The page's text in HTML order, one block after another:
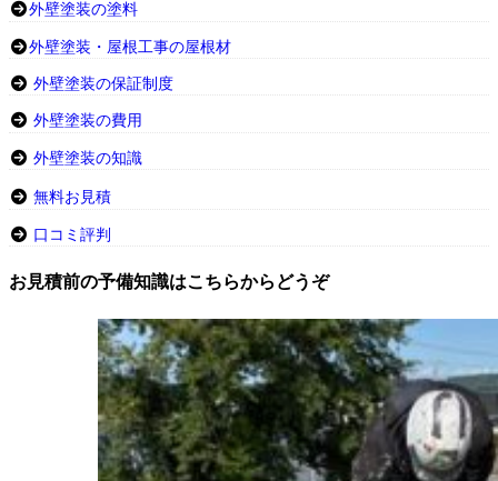
外壁塗装の塗料
外壁塗装・屋根工事の屋根材
外壁塗装の保証制度
外壁塗装の費用
外壁塗装の知識
無料お見積
口コミ評判
お見積前の予備知識はこちらからどうぞ